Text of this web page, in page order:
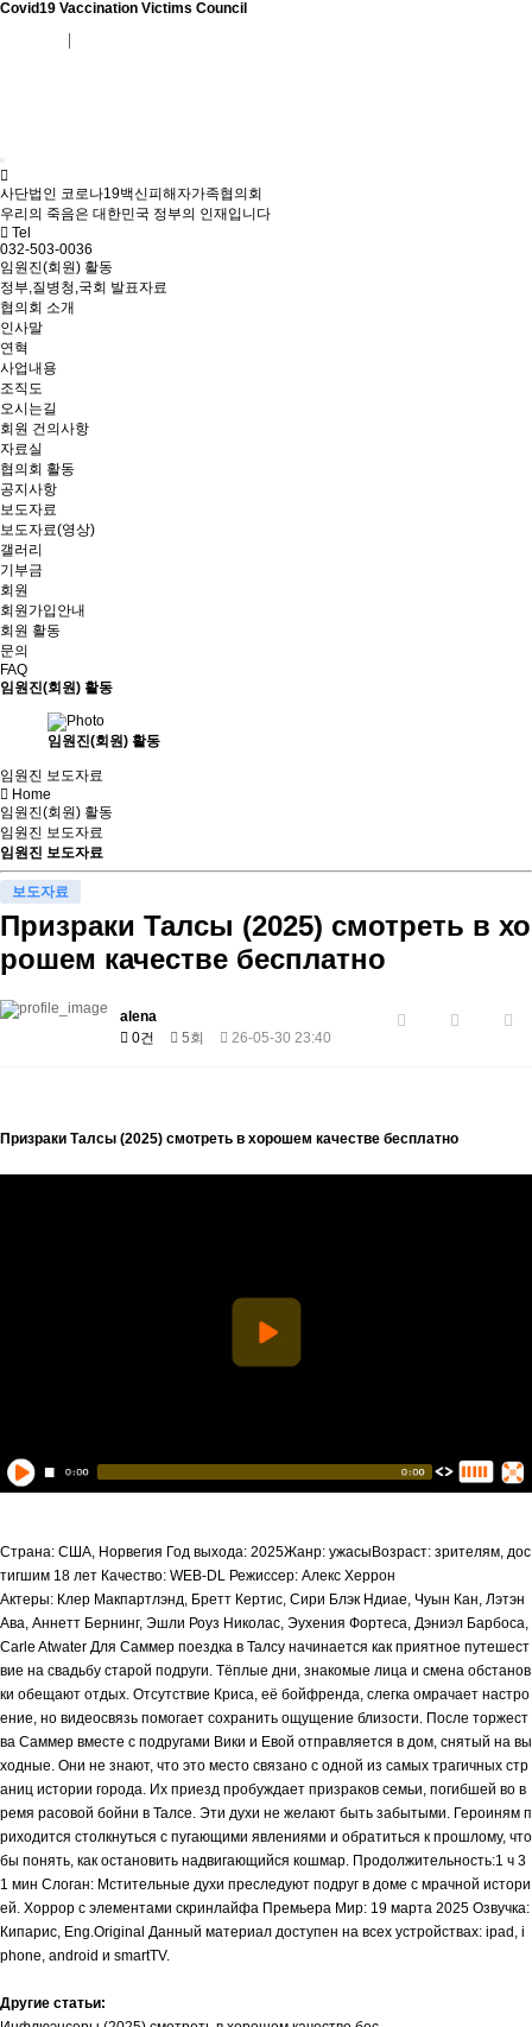
Covid19 Vaccination Victims Council
사단법인 코로나19백신피해자가족협의회
우리의 죽음은 대한민국 정부의 인재입니다
Tel
032-503-0036
임원진(회원) 활동
정부,질병청,국회 발표자료
협의회 소개
인사말
연혁
사업내용
조직도
오시는길
회원 건의사항
자료실
협의회 활동
공지사항
보도자료
보도자료(영상)
갤러리
기부금
회원
회원가입안내
회원 활동
문의
FAQ
임원진(회원) 활동
임원진(회원) 활동
임원진 보도자료
Home
임원진(회원) 활동
임원진 보도자료
임원진 보도자료
보도자료
Призраки Талсы (2025) смотреть в хо
рошем качестве бесплатно
alena
0건
5회 26-05-30 23:40
Призраки Талсы (2025) смотреть в хорошем качестве бесплатно
Страна: США, Норвегия Год выхода: 2025Жанр: ужасыВозраст: зрителям, дос
тигшим 18 лет Качество: WEB-DL Режиссер: Алекс Херрон
Актеры: Клер Макпартлэнд, Бретт Кертис, Сири Блэк Ндиае, Чуын Кан, Лэтэн
Ава, Аннетт Бернинг, Эшли Роуз Николас, Эухения Фортеса, Дэниэл Барбоса,
Carle Atwater Для Саммер поездка в Талсу начинается как приятное путешест
вие на свадьбу старой подруги. Тёплые дни, знакомые лица и смена обстанов
ки обещают отдых. Отсутствие Криса, её бойфренда, слегка омрачает настро
ение, но видеосвязь помогает сохранить ощущение близости. После торжест
ва Саммер вместе с подругами Вики и Евой отправляется в дом, снятый на вы
ходные. Они не знают, что это место связано с одной из самых трагичных стр
аниц истории города. Их приезд пробуждает призраков семьи, погибшей во в
ремя расовой бойни в Талсе. Эти духи не желают быть забытыми. Героиням п
риходится столкнуться с пугающими явлениями и обратиться к прошлому, что
бы понять, как остановить надвигающийся кошмар. Продолжительность:1 ч 3
1 мин Слоган: Мстительные духи преследуют подруг в доме с мрачной истори
ей. Хоррор с элементами скринлайфа Премьера Мир: 19 марта 2025 Озвучка:
Кипарис, Eng.Original Данный материал доступен на всех устройствах: ipad, i
phone, android и smartTV.
Другие статьи: